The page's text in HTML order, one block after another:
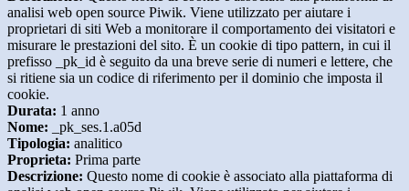
analisi web open source Piwik. Viene utilizzato per aiutare i
proprietari di siti Web a monitorare il comportamento dei visitatori e
misurare le prestazioni del sito. È un cookie di tipo pattern, in cui il
prefisso _pk_id è seguito da una breve serie di numeri e lettere, che
si ritiene sia un codice di riferimento per il dominio che imposta il
cookie.
Durata: 1 anno
Nome: _pk_ses.1.a05d
Tipologia: analitico
Proprieta: Prima parte
Descrizione: Questo nome di cookie è associato alla piattaforma di